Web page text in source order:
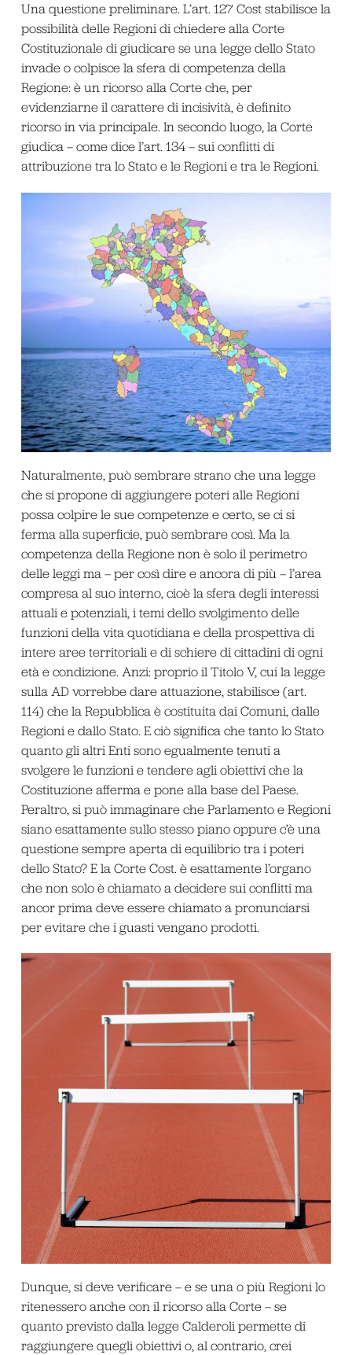
Una questione preliminare. L’art. 127 Cost stabilisce la
possibilità delle Regioni di chiedere alla Corte
Costituzionale di giudicare se una legge dello Stato
invade o colpisce la sfera di competenza della
Regione: è un ricorso alla Corte che, per
evidenziarne il carattere di incisività, è definito
ricorso in via principale. In secondo luogo, la Corte
giudica – come dice l’art. 134 – sui conflitti di
attribuzione tra lo Stato e le Regioni e tra le Regioni.
Naturalmente, può sembrare strano che una legge
che si propone di aggiungere poteri alle Regioni
possa colpire le sue competenze e certo, se ci si
ferma alla superficie, può sembrare così. Ma la
competenza della Regione non è solo il perimetro
delle leggi ma – per così dire e ancora di più – l’area
compresa al suo interno, cioè la sfera degli interessi
attuali e potenziali, i temi dello svolgimento delle
funzioni della vita quotidiana e della prospettiva di
intere aree territoriali e di schiere di cittadini di ogni
età e condizione. Anzi: proprio il Titolo V, cui la legge
sulla AD vorrebbe dare attuazione, stabilisce (art.
114) che la Repubblica è costituita dai Comuni, dalle
Regioni e dallo Stato. E ciò significa che tanto lo Stato
quanto gli altri Enti sono egualmente tenuti a
svolgere le funzioni e tendere agli obiettivi che la
Costituzione afferma e pone alla base del Paese.
Peraltro, si può immaginare che Parlamento e Regioni
siano esattamente sullo stesso piano oppure c’è una
questione sempre aperta di equilibrio tra i poteri
dello Stato? E la Corte Cost. è esattamente l’organo
che non solo è chiamato a decidere sui conflitti ma
ancor prima deve essere chiamato a pronunciarsi
per evitare che i guasti vengano prodotti.
Dunque, si deve verificare – e se una o più Regioni lo
ritenessero anche con il ricorso alla Corte – se
quanto previsto dalla legge Calderoli permette di
raggiungere quegli obiettivi o, al contrario, crei